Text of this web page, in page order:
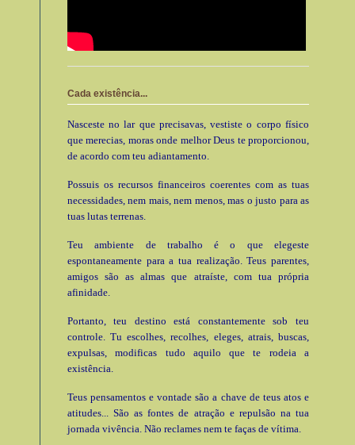
Cada existência...
Nasceste no lar que precisavas, vestiste o corpo físico
que merecias, moras onde melhor Deus te proporcionou,
de acordo com teu adiantamento.
Possuis os recursos financeiros coerentes com as tuas
necessidades, nem mais, nem menos, mas o justo para as
tuas lutas terrenas.
Teu ambiente de trabalho é o que elegeste
espontaneamente para a tua realização. Teus parentes,
amigos são as almas que atraíste, com tua própria
afinidade.
Portanto, teu destino está constantemente sob teu
controle. Tu escolhes, recolhes, eleges, atrais, buscas,
expulsas, modificas tudo aquilo que te rodeia a
existência.
Teus pensamentos e vontade são a chave de teus atos e
atitudes... São as fontes de atração e repulsão na tua
jornada vivência. Não reclames nem te faças de vítima.